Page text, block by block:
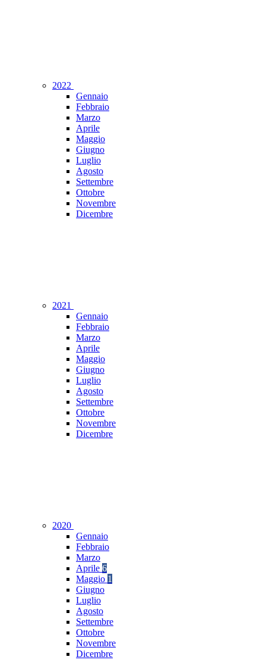
2022
Gennaio
Febbraio
Marzo
Aprile
Maggio
Giugno
Luglio
Agosto
Settembre
Ottobre
Novembre
Dicembre
2021
Gennaio
Febbraio
Marzo
Aprile
Maggio
Giugno
Luglio
Agosto
Settembre
Ottobre
Novembre
Dicembre
2020
Gennaio
Febbraio
Marzo
Aprile 6
Maggio 1
Giugno
Luglio
Agosto
Settembre
Ottobre
Novembre
Dicembre